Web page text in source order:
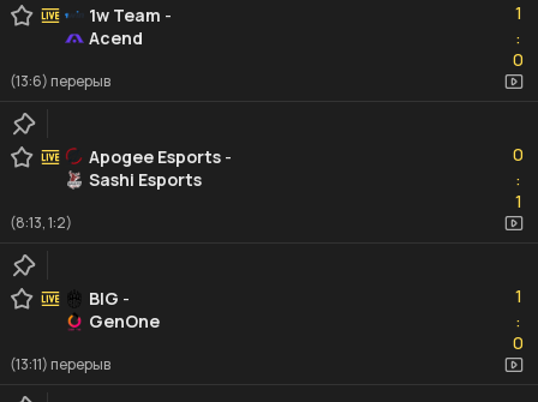
1w Team -
Acend
1
:0
0
(13:6) перерыв
Apogee Esports -
Sashi Esports
0
:1
1
(8:13, 1:2)
BIG -
GenOne
1
:0
0
(13:11) перерыв